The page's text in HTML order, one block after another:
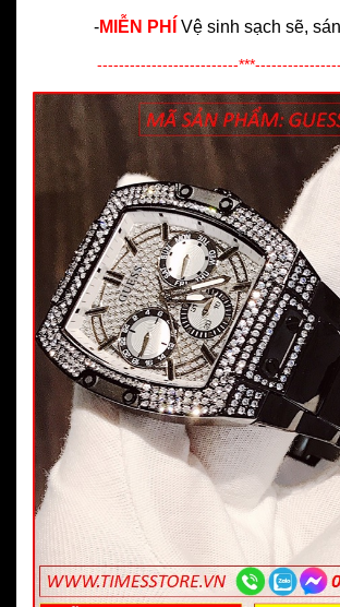
-MIỄN PHÍ Vệ sinh sạch sẽ,
--------------------------